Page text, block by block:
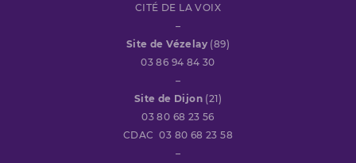
CITÉ DE LA VOIX
–
Site de Vézelay (89)
03 86 94 84 30
–
Site de Dijon (21)
03 80 68 23 56
CDAC 03 80 68 23 58
–